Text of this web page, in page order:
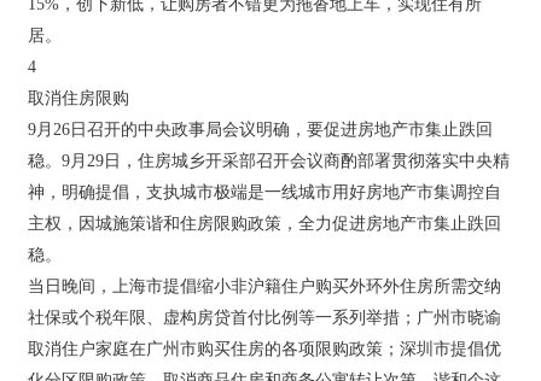
15%，创下新低，让购房者不错更为拖沓地上车，实现住有所
居。
4
取消住房限购
9月26日召开的中央政事局会议明确，要促进房地产市集止跌回
稳。9月29日，住房城乡开采部召开会议商酌部署贯彻落实中央精
神，明确提倡，支执城市极端是一线城市用好房地产市集调控自
主权，因城施策谐和住房限购政策，全力促进房地产市集止跌回
稳。
当日晚间，上海市提倡缩小非沪籍住户购买外环外住房所需交纳
社保或个税年限、虚构房贷首付比例等一系列举措；广州市晓谕
取消住户家庭在广州市购买住房的各项限购政策；深圳市提倡优